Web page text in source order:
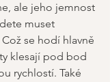
ale jeho jemnost
muset
se hodí hlavně
klesají pod bod
rychlostí. Také